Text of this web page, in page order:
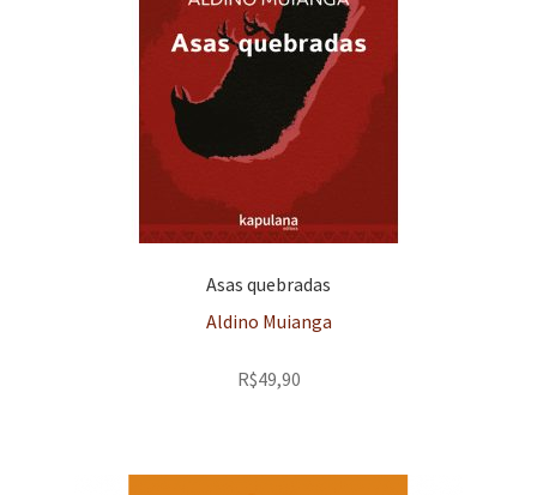
Asas quebradas
Aldino Muianga
R$49,90